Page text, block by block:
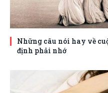
Những câu nói hay về
định phải nhớ